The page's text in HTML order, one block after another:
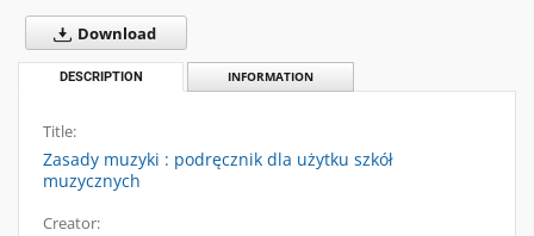
Download
DESCRIPTION INFORMATION
Title:
Zasady muzyki : podręcznik dla użytku szkół
muzycznych
Creator: